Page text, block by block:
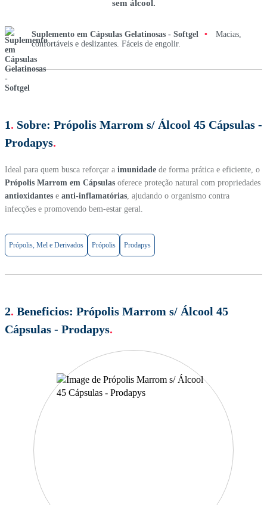
sem álcool.
Suplemento em Cápsulas Gelatinosas - Softgel •
Macias,
confortáveis e deslizantes. Fáceis de engolir.
1. Sobre: Própolis Marrom s/ Álcool 45 Cápsulas -
Prodapys.
Ideal para quem busca reforçar a imunidade de forma prática e eficiente, o
Própolis Marrom em Cápsulas oferece proteção natural com propriedades
antioxidantes e anti-inflamatórias , ajudando o organismo contra
infecções e promovendo bem-estar geral.
Própolis, Mel e Derivados Própolis Prodapys
2. Beneficios: Própolis Marrom s/ Álcool 45
Cápsulas - Prodapys.